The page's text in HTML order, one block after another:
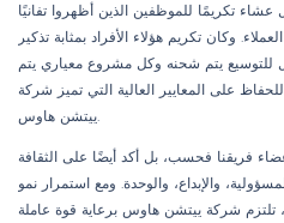
عشاء تكريمًا للموظفين الذين أظهروا تفانيًا
وكان تكريم هؤلاء الأفراد بمثابة تذكير
للتوسيع يتم شحنه وكل مشروع معياري يتم
على المعايير العالية التي تميز شركة
ييتشن هاوس.
فريقنا فحسب، بل أكد أيضًا على الثقافة
والإبداع، والوحدة. ومع استمرار نمو
تلتزم شركة ييتشن هاوس برعاية قوة عاملة